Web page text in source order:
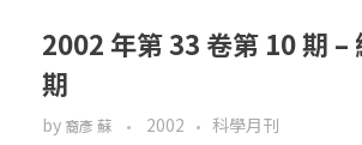
2002 年第 33 卷第 10 期 –
期
by 裔彥 蘇 2002 科學月刊